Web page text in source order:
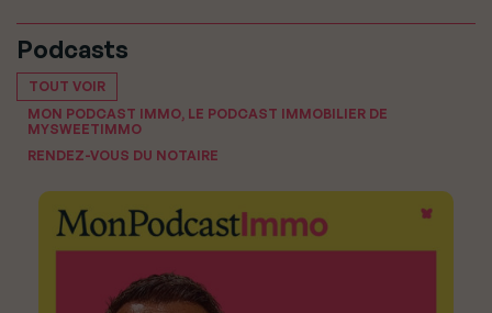
Podcasts
TOUT VOIR
MON PODCAST IMMO, LE PODCAST IMMOBILIER DE
MYSWEETIMMO
RENDEZ-VOUS DU NOTAIRE